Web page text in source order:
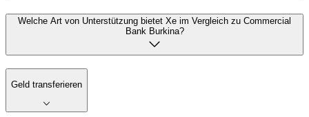
Welche Art von Unterstützung bietet Xe im Vergleich zu Commercial
Bank Burkina?
Geld transferieren